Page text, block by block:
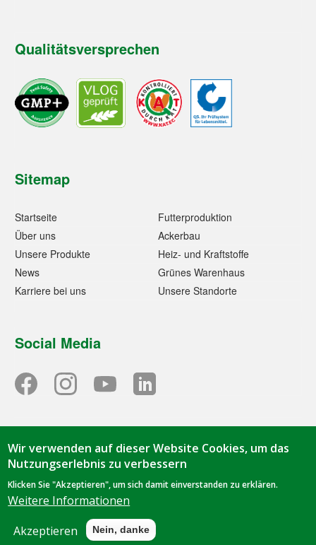
Qualitätsversprechen
Sitemap
Startseite
Über uns
Unsere Produkte
News
Karriere bei uns
Futterproduktion
Ackerbau
Heiz- und Kraftstoffe
Grünes Warenhaus
Unsere Standorte
Social Media
© 2023 - Tihen GmbH & Co. KG | TIBA-Kraftfutter | Oorstraße
1 | 49844 Bawinkel | Tel.
05963 9419-0 |
info@tiba-
kraftfutter.de
Impressum
Wir verwenden auf dieser Website Cookies, um das
Nutzungserlebnis zu verbessern
Klicken Sie "Akzeptieren", um sich damit einverstanden zu erklären.
Weitere Informationen
Akzeptieren
Nein, danke